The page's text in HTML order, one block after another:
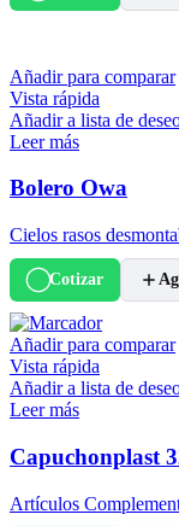
Añadir para comparar
Vista rápida
Añadir a lista de
Leer más
Bolero Owa
Cielos rasos
Cotizar
Añadir para comparar
Vista rápida
Añadir a lista de
Leer más
Capuchonplast
Artículos